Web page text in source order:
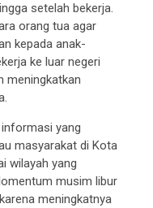
setelah bekerja.
orang tua agar
kepada anak-
ke luar negeri
meningkatkan
yang
masyarakat di Kota
wilayah yang
musim libur
meningkatnya